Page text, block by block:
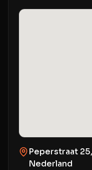
Peperstraat
Nederland